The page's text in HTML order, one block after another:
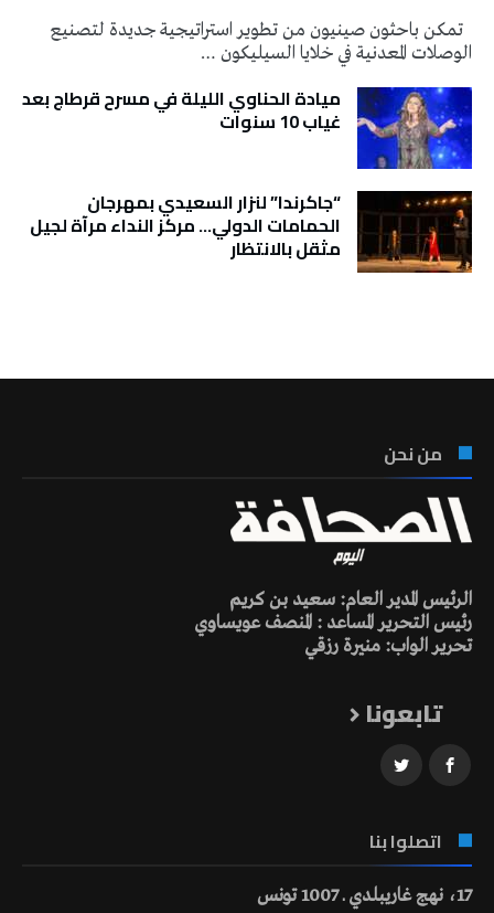
تمكن باحثون صينيون من تطوير استراتيجية جديدة لتصنيع
الوصلات المعدنية في خلايا السيليكون …
ميادة الحناوي الليلة في مسرح قرطاج بعد
غياب 10 سنوات
“جاكرندا” لنزار السعيدي بمهرجان
الحمامات الدولي… مركز النداء مرآة لجيل
مثقل بالانتظار
من نحن
الرئيس المدير العام: سعيد بن كريم
رئيس التحرير المساعد : المنصف عويساوي
تحرير الواب: منيرة رزقي
تابعونا
اتصلوا بنا
17، نهج غاريبلدي ـ 1007 تونس